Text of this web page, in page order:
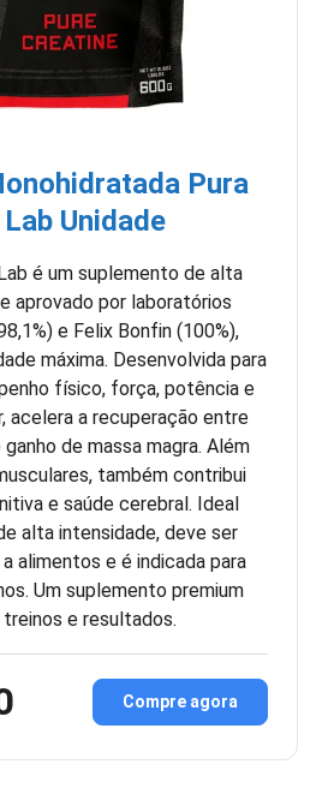
Pura
Unidade
é um suplemento de alta
aprovado por laboratórios
e Felix Bonfin (100%),
máxima. Desenvolvida para
físico, força, potência e
acelera a recuperação entre
de massa magra. Além
também contribui
e saúde cerebral. Ideal
alta intensidade, deve ser
alimentos e é indicada para
Um suplemento premium
e resultados.
Compre agora